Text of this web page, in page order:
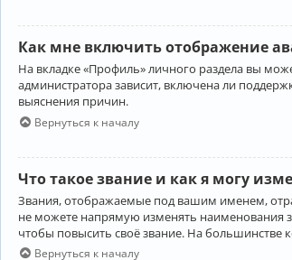
Как мне включить отображение
На вкладке «Профиль» личного раздела вы
администратора зависит, включена ли
выяснения причин.
Вернуться к началу
Что такое звание и как я могу
Звания, отображаемые под вашим именем,
не можете напрямую изменять наименования
чтобы повысить своё звание. На большинстве
Вернуться к началу